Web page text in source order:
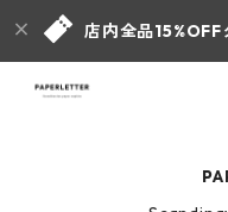
店内全品15%OFF